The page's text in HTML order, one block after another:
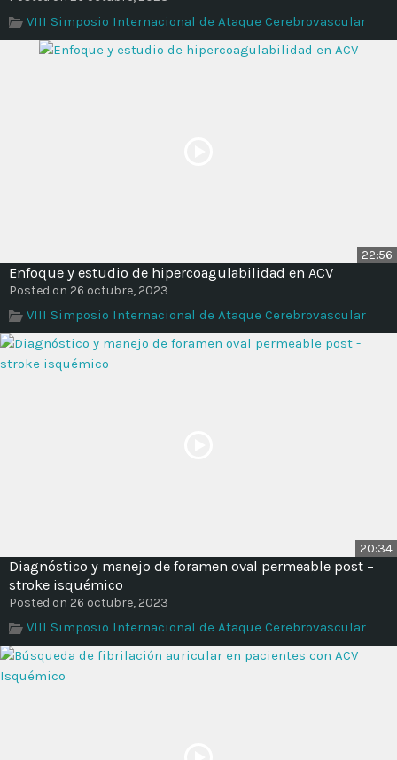
VIII Simposio Internacional de Ataque Cerebrovascular
22:56
Enfoque y estudio de hipercoagulabilidad en ACV
Posted on 26 octubre, 2023
VIII Simposio Internacional de Ataque Cerebrovascular
20:34
Diagnóstico y manejo de foramen oval permeable post –
stroke isquémico
Posted on 26 octubre, 2023
VIII Simposio Internacional de Ataque Cerebrovascular